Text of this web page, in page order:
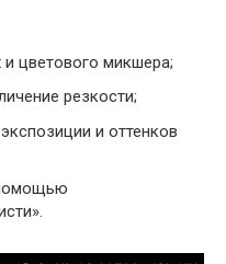
цветового микшера;
резкости;
и оттенков